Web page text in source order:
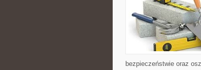
bezpieczeństwie oraz